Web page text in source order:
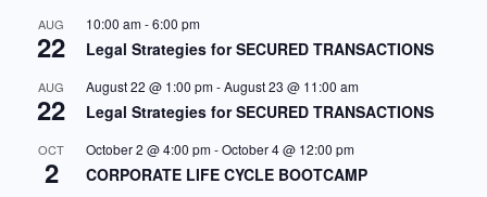
AUG
22
10:00 am-6:00 pm
Legal Strategies for SECURED TRANSACTIONS
AUG
22
August 22 @ 1:00 pm-August 23 @ 11:00 am
Legal Strategies for SECURED TRANSACTIONS
OCT
2
October 2 @ 4:00 pm-October 4 @ 12:00 pm
CORPORATE LIFE CYCLE BOOTCAMP